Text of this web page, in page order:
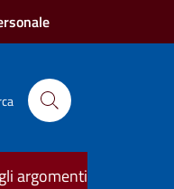
argomenti